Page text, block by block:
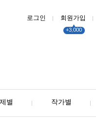
로그인 회원가입
+3,000
별 작가별